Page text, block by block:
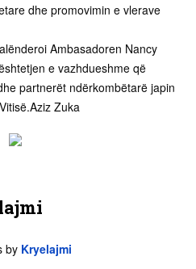
dhe promovimin e vlerave
Ambasadoren Nancy
e vazhdueshme që
partnerët ndërkombëtarë japin
Zuka
by Kryelajmi